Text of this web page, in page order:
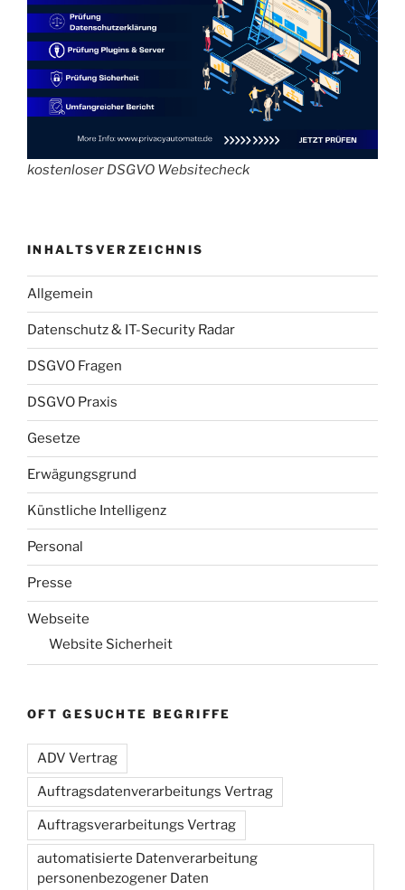
kostenloser DSGVO Websitecheck
INHALTSVERZEICHNIS
Allgemein
Datenschutz & IT-Security Radar
DSGVO Fragen
DSGVO Praxis
Gesetze
Erwägungsgrund
Künstliche Intelligenz
Personal
Presse
Webseite
Website Sicherheit
OFT GESUCHTE BEGRIFFE
ADV Vertrag
Auftragsdatenverarbeitungs Vertrag
Auftragsverarbeitungs Vertrag
automatisierte Datenverarbeitung
personenbezogener Daten